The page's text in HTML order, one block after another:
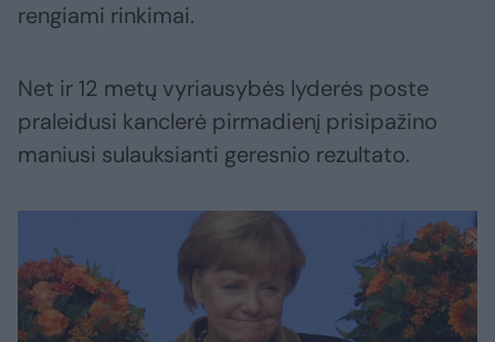
rengiami rinkimai.
Net ir 12 metų vyriausybės lyderės poste
praleidusi kanclerė pirmadienį prisipažino
maniusi sulauksianti geresnio rezultato.